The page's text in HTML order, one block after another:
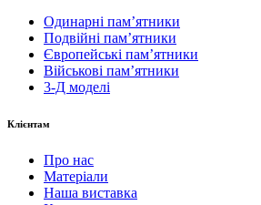
Одинарні пам’ятники
Подвійні пам’ятники
Європейські пам’ятники
Військові пам’ятники
3-Д моделі
Клієнтам
Про нас
Матеріали
Наша виставка